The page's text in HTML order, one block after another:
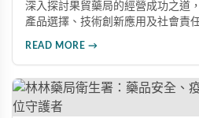
深入探討果貿藥局的經營成功之道
產品選擇、技術創新應用及社會責
READ MORE →